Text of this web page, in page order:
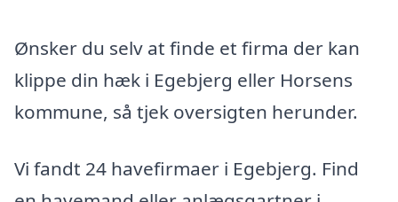
Ønsker du selv at finde et firma der kan
klippe din hæk i Egebjerg eller Horsens
kommune, så tjek oversigten herunder.
Vi fandt 24 havefirmaer i Egebjerg. Find